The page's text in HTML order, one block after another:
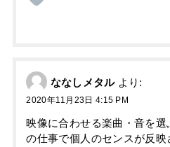
ななしメタル より:
2020年11月23日 4:15 PM
映像に合わせる楽曲・音を
の仕事で個人のセンスが反映